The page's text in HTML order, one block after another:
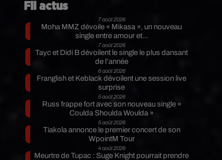
Fil actus
7 août 2026
Moha MMZ dévoile « Mikasa », un nouveau
single entre amour et...
7 août 2026
Tayc et Didi B dévoilent le single le plus dansant
de l’année
6 août 2026
Franglish et Keblack dévoilent une session live
surprise
5 août 2026
Russ frappe fort avec son nouveau single «
Coulda Shoulda Woulda »
5 août 2026
Tiakola annonce le premier concert de son
WpointM Tour
4 août 2026
Meurtre de Tupac : Suge Knight pourrait prendre